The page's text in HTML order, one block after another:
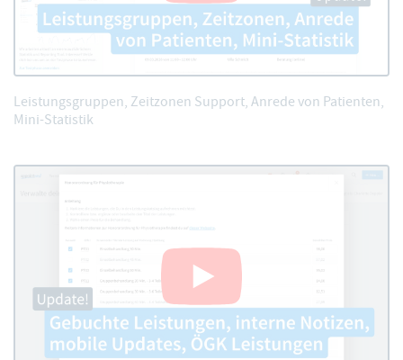
Leistungsgruppen, Zeitzonen Support, Anrede von Patienten,
Mini-Statistik